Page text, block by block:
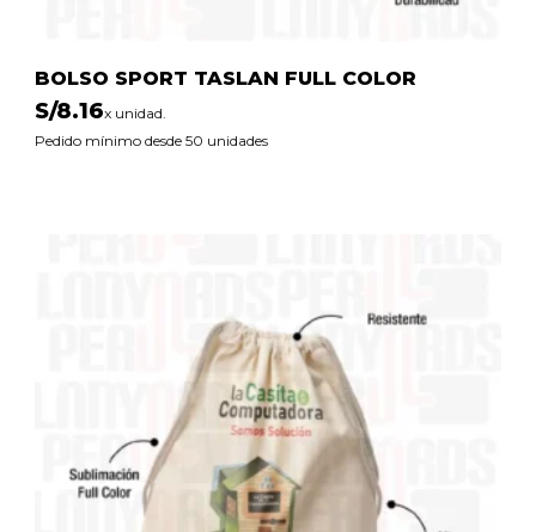
BOLSO SPORT TASLAN FULL COLOR
S/8.16x unidad.
Pedido mínimo desde 50 unidades